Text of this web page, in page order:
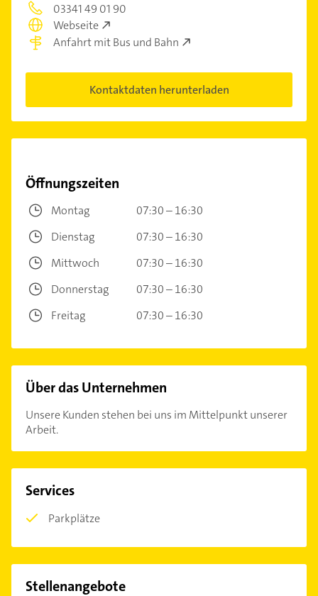
03341 49 01 90
Webseite
Anfahrt mit Bus und Bahn
Kontaktdaten herunterladen
Öffnungszeiten
Montag
07:30 – 16:30
Dienstag
07:30 – 16:30
Mittwoch
07:30 – 16:30
Donnerstag
07:30 – 16:30
Freitag
07:30 – 16:30
Über das Unternehmen
Unsere Kunden stehen bei uns im Mittelpunkt unserer
Arbeit.
Services
Parkplätze
Stellenangebote